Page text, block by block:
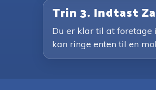
Trin 3. Indtast
Du er klar til at foretage
kan ringe enten til en